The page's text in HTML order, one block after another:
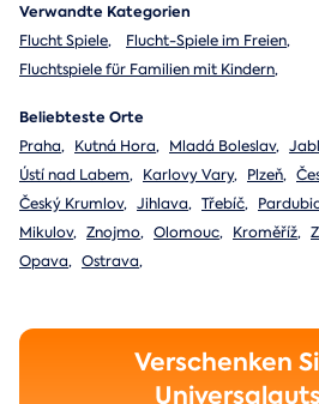
Verwandte Kategorien
Flucht Spiele, Flucht-Spiele im Freien,
Fluchtspiele für Familien mit Kindern,
Beliebteste Orte
Praha, Kutná Hora, Mladá Boleslav,
Ústí nad Labem, Karlovy Vary, Plzeň,
Český Krumlov, Jihlava, Třebíč,
Mikulov, Znojmo, Olomouc, Kroměříž,
Opava, Ostrava,
Verschenken